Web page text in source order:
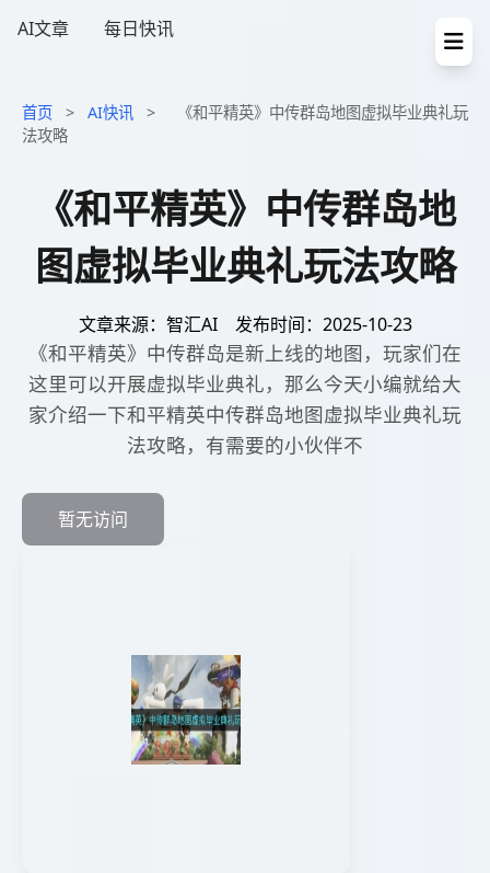
AI文章 每日快讯
首页 > AI快讯 >
《和平精英》中传群岛地图虚拟毕业典礼玩
法攻略
《和平精英》中传群岛地
图虚拟毕业典礼玩法攻略
文章来源：智汇AI 发布时间：2025-10-23
《和平精英》中传群岛是新上线的地图，玩家们在
这里可以开展虚拟毕业典礼，那么今天小编就给大
家介绍一下和平精英中传群岛地图虚拟毕业典礼玩
法攻略，有需要的小伙伴不
暂无访问